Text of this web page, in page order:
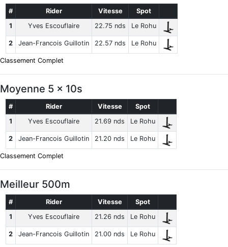
# Rider Vitesse
Spot
1
Yves Escouflaire 22.75 nds Le Rohu
2 Jean-Francois Guillotin 22.57 nds Le Rohu
Classement Complet
Moyenne 5 x 10s
# Rider Vitesse
Spot
1
Yves Escouflaire 21.69 nds Le Rohu
2 Jean-Francois Guillotin 21.20 nds Le Rohu
Classement Complet
Meilleur 500m
# Rider Vitesse
Spot
1
Yves Escouflaire 21.26 nds Le Rohu
2 Jean-Francois Guillotin 21.00 nds Le Rohu